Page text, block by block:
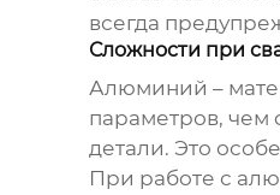
всегда
Сложности при
Алюминий –
параметров,
детали. Это
При работе с